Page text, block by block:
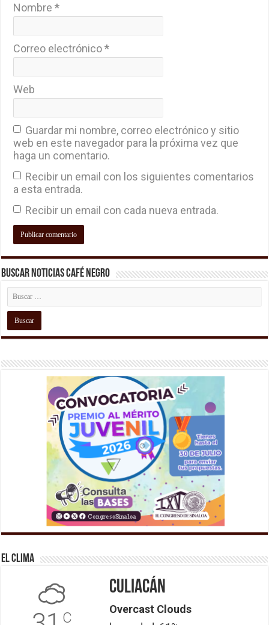
Nombre*
Correo electrónico*
Web
Guardar mi nombre, correo electrónico y sitio
web en este navegador para la próxima vez que
haga un comentario.
Recibir un email con los siguientes comentarios
a esta entrada.
Recibir un email con cada nueva entrada.
Buscar Noticias Café Negro
El Clima
C
Culiacán
Overcast Clouds